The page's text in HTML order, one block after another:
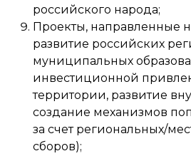
российского народа;
Проекты, направленные
развитие российских
муниципальных
инвестиционной
территории, развитие
создание механизмов
за счет региональных/
сборов);